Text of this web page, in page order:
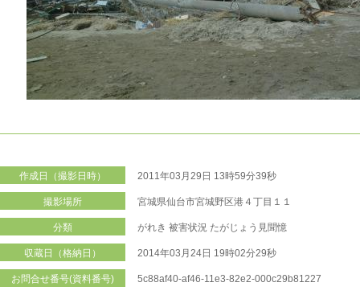
作成日（撮影日時） 2011年03月29日 13時59分39秒
撮影場所 宮城県仙台市宮城野区港４丁目１１
分類 がれき 被害状況 たがじょう見聞憶
収蔵日（格納日） 2014年03月24日 19時02分29秒
お問合せ番号(資料番号) 5c88af40-af46-11e3-82e2-000c29b81227